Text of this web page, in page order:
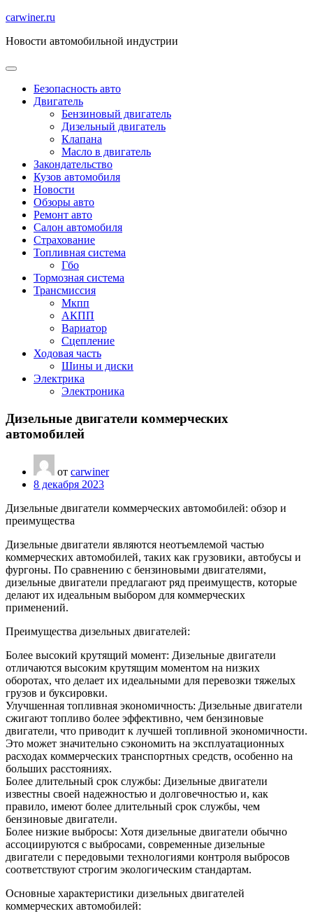
Перейти
содержимому
carwiner.ru
Новости автомобильной индустрии
Безопасность авто
Двигатель
Бензиновый двигатель
Дизельный двигатель
Клапана
Масло в двигатель
Закондательство
Кузов автомобиля
Новости
Обзоры авто
Ремонт авто
Салон автомобиля
Страхование
Топливная система
Гбо
Тормозная система
Трансмиссия
Мкпп
АКПП
Вариатор
Сцепление
Ходовая часть
Шины и диски
Электрика
Электроника
Дизельные двигатели коммерческих
автомобилей
от carwiner
8 декабря 2023
Дизельные двигатели коммерческих автомобилей: обзор и
преимущества
Дизельные двигатели являются неотъемлемой частью
коммерческих автомобилей, таких как грузовики, автобусы и
фургоны. По сравнению с бензиновыми двигателями,
дизельные двигатели предлагают ряд преимуществ, которые
делают их идеальным выбором для коммерческих
применений.
Преимущества дизельных двигателей:
Более высокий крутящий момент: Дизельные двигатели
отличаются высоким крутящим моментом на низких
оборотах, что делает их идеальными для перевозки тяжелых
грузов и буксировки.
Улучшенная топливная экономичность: Дизельные двигатели
сжигают топливо более эффективно, чем бензиновые
двигатели, что приводит к лучшей топливной экономичности.
Это может значительно сэкономить на эксплуатационных
расходах коммерческих транспортных средств, особенно на
больших расстояниях.
Более длительный срок службы: Дизельные двигатели
известны своей надежностью и долговечностью и, как
правило, имеют более длительный срок службы, чем
бензиновые двигатели.
Более низкие выбросы: Хотя дизельные двигатели обычно
ассоциируются с выбросами, современные дизельные
двигатели с передовыми технологиями контроля выбросов
соответствуют строгим экологическим стандартам.
Основные характеристики дизельных двигателей
коммерческих автомобилей: